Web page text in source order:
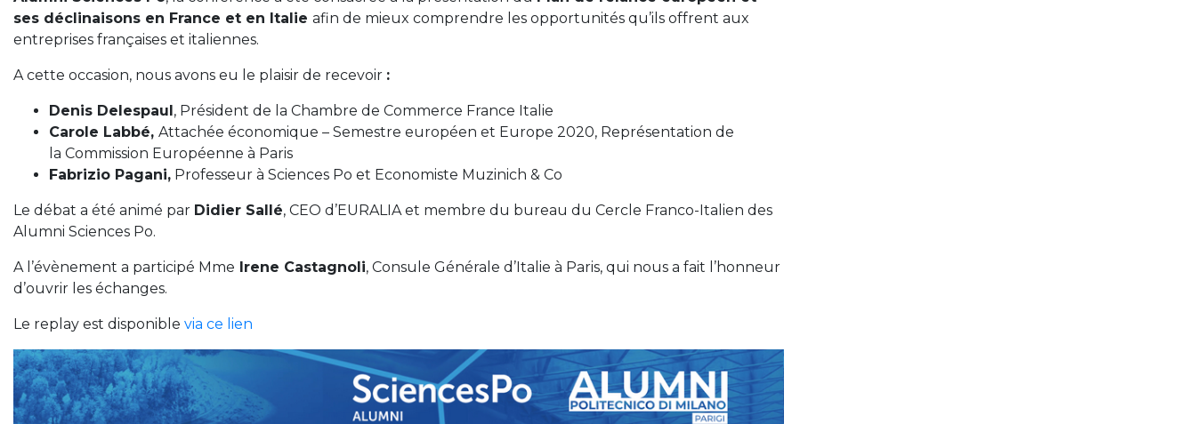
ses déclinaisons en France et en Italie afin de mieux comprendre les opportunités qu’ils offrent aux
entreprises françaises et italiennes.
A cette occasion, nous avons eu le plaisir de recevoir :
Denis Delespaul, Président de la Chambre de Commerce France Italie
Carole Labbé, Attachée économique – Semestre européen et Europe 2020, Représentation de
la Commission Européenne à Paris
Fabrizio Pagani, Professeur à Sciences Po et Economiste Muzinich & Co
Le débat a été animé par Didier Sallé, CEO d’EURALIA et membre du bureau du Cercle Franco-Italien des
Alumni Sciences Po.
A l’évènement a participé Mme Irene Castagnoli, Consule Générale d’Italie à Paris, qui nous a fait l’honneur
d’ouvrir les échanges.
Le replay est disponible via ce lien